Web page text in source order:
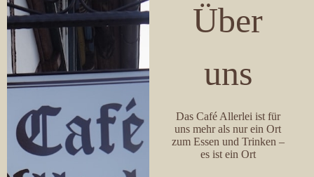
Über
uns
Das Café Allerlei ist für
uns mehr als nur ein Ort
zum Essen und Trinken –
es ist ein Ort